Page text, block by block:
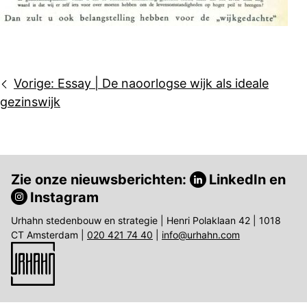
Bericht
navigatie
Vorige: Essay | De naoorlogse wijk als ideale
gezinswijk
Zie onze nieuwsberichten: LinkedIn en
Instagram
Urhahn stedenbouw en strategie | Henri Polaklaan 42 | 1018
CT Amsterdam | 020 421 74 40 info@urhahn.com